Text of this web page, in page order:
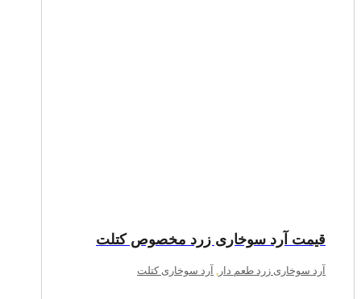
قیمت آرد سوخاری زرد مخصوص کتلت
آرد سوخاری زرد طعم دار , آرد سوخاری کتلت